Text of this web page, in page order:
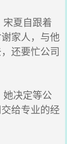
夏自跟着
家人，与他
还要忙公司
决定等公
给专业的经